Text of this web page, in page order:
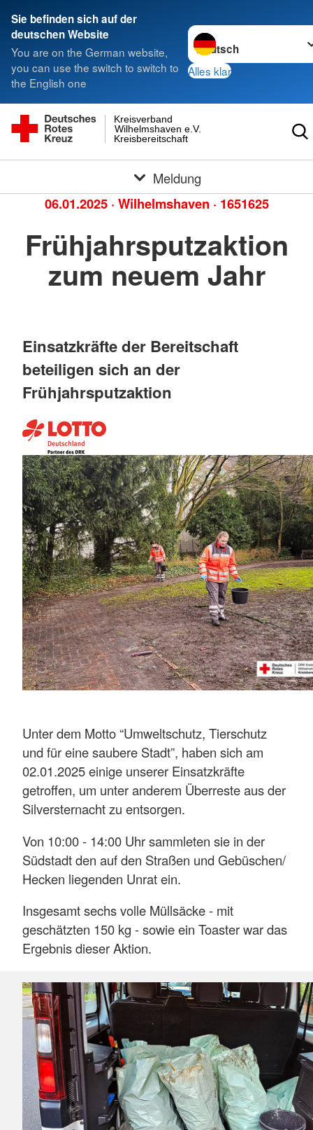
Sie befinden sich auf der
deutschen Website
You are on the German website,
you can use the switch to switch to
the English one
Sprache wechseln zu
Alles klar
Kreisbereitschaft
Wilhelmshaven e.V.
Kreisverband
Meldung
06.01.2025 · Wilhelmshaven · 1651625
Frühjahrsputzaktion
zum neuem Jahr
Einsatzkräfte der Bereitschaft
beteiligen sich an der
Frühjahrsputzaktion
Unter dem Motto “Umweltschutz, Tierschutz
und für eine saubere Stadt”, haben sich am
02.01.2025 einige unserer Einsatzkräfte
getroffen, um unter anderem Überreste aus der
Silversternacht zu entsorgen.
Von 10:00 - 14:00 Uhr sammleten sie in der
Südstadt den auf den Straßen und Gebüschen/
Hecken liegenden Unrat ein.
Insgesamt sechs volle Müllsäcke - mit
geschätzten 150 kg - sowie ein Toaster war das
Ergebnis dieser Aktion.